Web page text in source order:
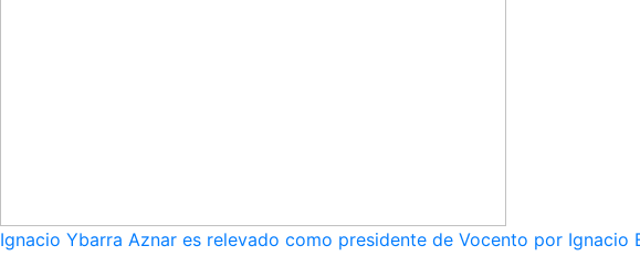
Ignacio Ybarra Aznar es relevado como presidente de Vocento por Ignacio